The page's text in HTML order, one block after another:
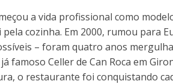
a vida profissional como
pela cozinha. Em 2000, rumou para
– foram quatro anos
famoso Celler de Can Roca em
o restaurante foi conquistando